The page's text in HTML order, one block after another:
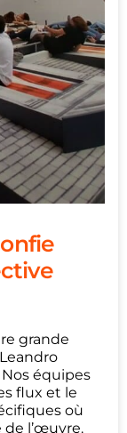
grande
équipes
flux et le
où
l’œuvre.